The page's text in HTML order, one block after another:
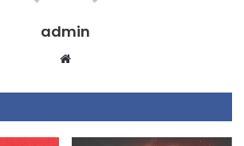
admin
Web